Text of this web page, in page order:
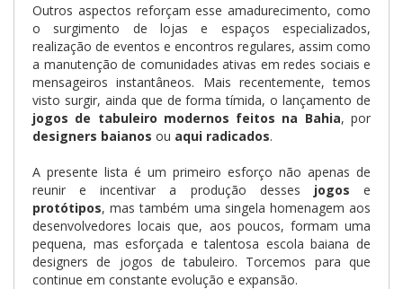
Outros aspectos reforçam esse amadurecimento, como
o surgimento de lojas e espaços especializados,
realização de eventos e encontros regulares, assim como
a manutenção de comunidades ativas em redes sociais e
mensageiros instantâneos. Mais recentemente, temos
visto surgir, ainda que de forma tímida, o lançamento de
jogos de tabuleiro modernos feitos na Bahia, por
designers baianos ou aqui radicados.
A presente lista é um primeiro esforço não apenas de
reunir e incentivar a produção desses jogose
protótipos, mas também uma singela homenagem aos
desenvolvedores locais que, aos poucos, formam uma
pequena, mas esforçada e talentosa escola baiana de
designers de jogos de tabuleiro. Torcemos para que
continue em constante evolução e expansão.